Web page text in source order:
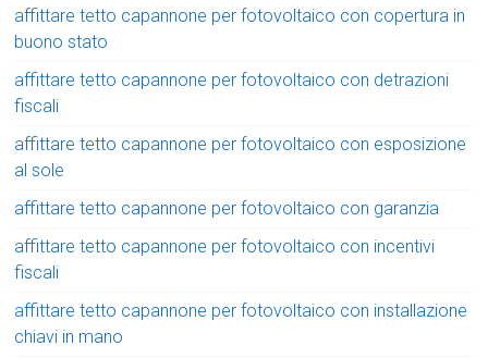
affittare tetto capannone per fotovoltaico con copertura in
buono stato
affittare tetto capannone per fotovoltaico con detrazioni
fiscali
affittare tetto capannone per fotovoltaico con esposizione
al sole
affittare tetto capannone per fotovoltaico con garanzia
affittare tetto capannone per fotovoltaico con incentivi
fiscali
affittare tetto capannone per fotovoltaico con installazione
chiavi in mano